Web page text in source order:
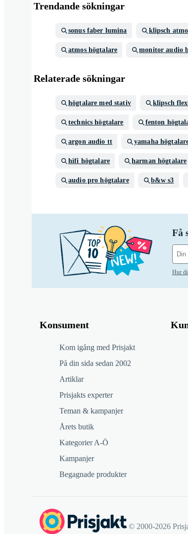
Trendande sökningar
sonus faber lumina klipsch
atmos högtalare monitor audio
Relaterade sökningar
högtalare med stativ klipsch
technics högtalare fenton
argon audio tt yamaha
hifi högtalare harman högtalare
audio pro högtalare b&w s3
Få
Hur
Konsument
Kom igång med Prisjakt
På din sida sedan 2002
Artiklar
Prisjakts experter
Teman & kampanjer
Årets butik
Kategorier A-Ö
Kampanjer
Begagnade produkter
© 2000-2026